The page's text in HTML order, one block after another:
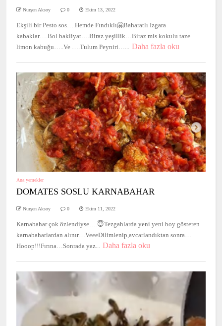
Nurşen Aksoy 0 Ekim 13, 2022
Ekşili bir Pesto sos….Hemde Fındıklı🤗Baharatlı Izgara
kabaklar….Bol bakliyat….Biraz yeşillik…Biraz mis kokulu taze
limon kabuğu…..Ve ….Tulum Peyniri…... Daha fazla oku
Ana yemekler
DOMATES SOSLU KARNABAHAR
Nurşen Aksoy 0 Ekim 11, 2022
Karnabahar çok özlendiyse….😇Tezgahlarda yeni yeni boy gösteren
karnabaharlardan alınır…VeeeDilimlenip,avcarlandıktan sonra…
Hooop!!!Fırına…Sonrada yaz... Daha fazla oku